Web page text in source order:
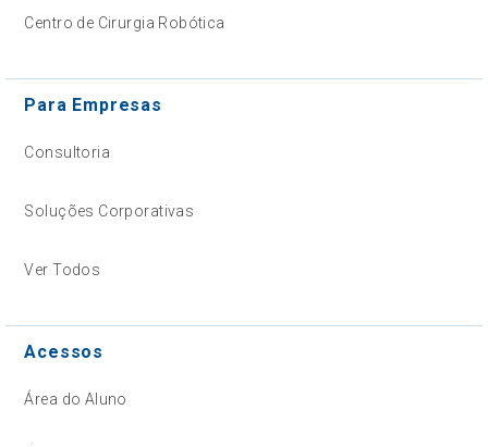
Centro de Cirurgia Robótica
Para Empresas
Consultoria
Soluções Corporativas
Ver Todos
Acessos
Área do Aluno